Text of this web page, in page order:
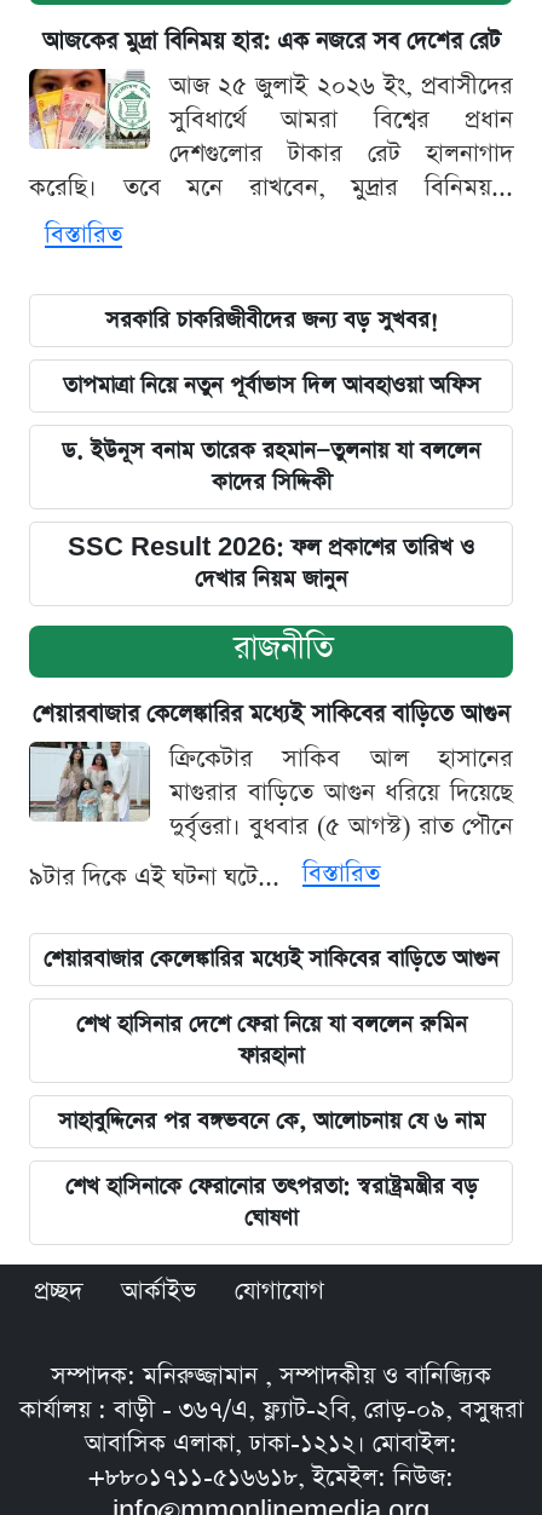
আজকের মুদ্রা বিনিময় হার: এক নজরে সব দেশের রেট
আজ ২৫ জুলাই ২০২৬ ইং, প্রবাসীদের
সুবিধার্থে আমরা বিশ্বের প্রধান
দেশগুলোর টাকার রেট হালনাগাদ
করেছি। তবে মনে রাখবেন, মুদ্রার বিনিময়...
বিস্তারিত
সরকারি চাকরিজীবীদের জন্য বড় সুখবর!
তাপমাত্রা নিয়ে নতুন পূর্বাভাস দিল আবহাওয়া অফিস
ড. ইউনূস বনাম তারেক রহমান—তুলনায় যা বললেন
কাদের সিদ্দিকী
SSC Result 2026: ফল প্রকাশের তারিখ ও
দেখার নিয়ম জানুন
রাজনীতি
শেয়ারবাজার কেলেঙ্কারির মধ্যেই সাকিবের বাড়িতে আগুন
ক্রিকেটার সাকিব আল হাসানের
মাগুরার বাড়িতে আগুন ধরিয়ে দিয়েছে
দুর্বৃত্তরা। বুধবার (৫ আগস্ট) রাত পৌনে
৯টার দিকে এই ঘটনা ঘটে...
বিস্তারিত
শেয়ারবাজার কেলেঙ্কারির মধ্যেই সাকিবের বাড়িতে আগুন
শেখ হাসিনার দেশে ফেরা নিয়ে যা বললেন রুমিন
ফারহানা
সাহাবুদ্দিনের পর বঙ্গভবনে কে, আলোচনায় যে ৬ নাম
শেখ হাসিনাকে ফেরানোর তৎপরতা: স্বরাষ্ট্রমন্ত্রীর বড়
ঘোষণা
প্রচ্ছদ আর্কাইভ যোগাযোগ
সম্পাদক: মনিরুজ্জামান , সম্পাদকীয় ও বানিজ্যিক
কার্যালয় : বাড়ী - ৩৬৭/এ, ফ্ল্যাট-২বি, রোড়-০৯, বসুন্ধরা
আবাসিক এলাকা, ঢাকা-১২১২। মোবাইল:
+৮৮০১৭১১-৫১৬৬১৮, ইমেইল: নিউজ: